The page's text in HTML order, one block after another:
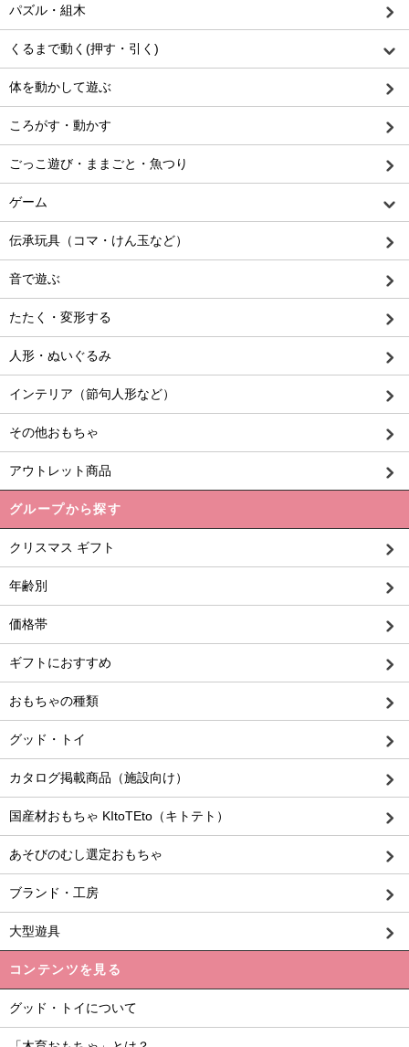
パズル・組木
くるまで動く(押す・引く)
体を動かして遊ぶ
ころがす・動かす
ごっこ遊び・ままごと・魚つり
ゲーム
伝承玩具（コマ・けん玉など）
音で遊ぶ
たたく・変形する
人形・ぬいぐるみ
インテリア（節句人形など）
その他おもちゃ
アウトレット商品
グループから探す
クリスマス ギフト
年齢別
価格帯
ギフトにおすすめ
おもちゃの種類
グッド・トイ
カタログ掲載商品（施設向け）
国産材おもちゃ KItoTEto（キトテト）
あそびのむし選定おもちゃ
ブランド・工房
大型遊具
コンテンツを見る
グッド・トイについて